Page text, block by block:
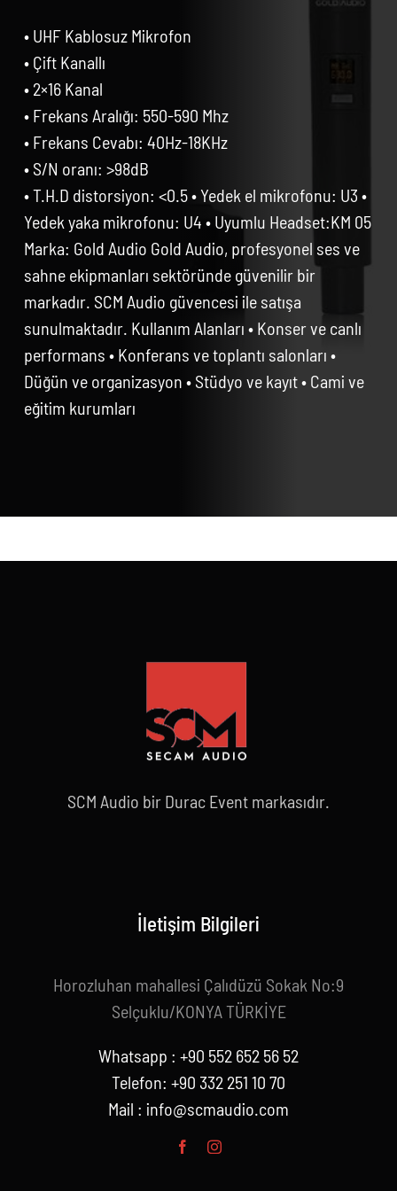
• UHF Kablosuz Mikrofon
• Çift Kanallı
• 2×16 Kanal
• Frekans Aralığı: 550-590 Mhz
• Frekans Cevabı: 40Hz-18KHz
• S/N oranı: >98dB
• T.H.D distorsiyon: <0.5 • Yedek el mikrofonu: U3 •
Yedek yaka mikrofonu: U4 • Uyumlu Headset:KM 05
Marka: Gold Audio Gold Audio, profesyonel ses ve
sahne ekipmanları sektöründe güvenilir bir
markadır. SCM Audio güvencesi ile satışa
sunulmaktadır. Kullanım Alanları • Konser ve canlı
performans • Konferans ve toplantı salonları •
Düğün ve organizasyon • Stüdyo ve kayıt • Cami ve
eğitim kurumları
SCM Audio bir Durac Event markasıdır.
İletişim Bilgileri
Horozluhan mahallesi Çalıdüzü Sokak No:9
Selçuklu/KONYA TÜRKİYE
Whatsapp : +90 552 652 56 52
Telefon: +90 332 251 10 70
Mail : info@scmaudio.com